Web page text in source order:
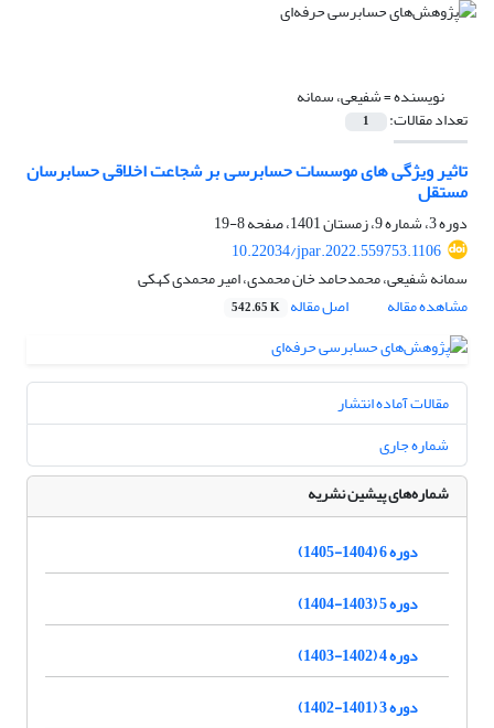
نویسنده =شفیعی، سمانه
تعداد مقالات: 1
تاثیر ویژگی های موسسات حسابرسی بر شجاعت اخلاقی حسابرسان
مستقل
دوره 3، شماره 9، زمستان 1401، صفحه
8-19
10.22034/jpar.2022.559753.1106
سمانه شفیعی، محمدحامد خان محمدی، امیر محمدی کهکی
مشاهده مقاله
اصل مقاله 542.65 K
مقالات آماده انتشار
شماره جاری
شماره‌های پیشین نشریه
دوره 6 (1404-1405)
دوره 5 (1403-1404)
دوره 4 (1402-1403)
دوره 3 (1401-1402)